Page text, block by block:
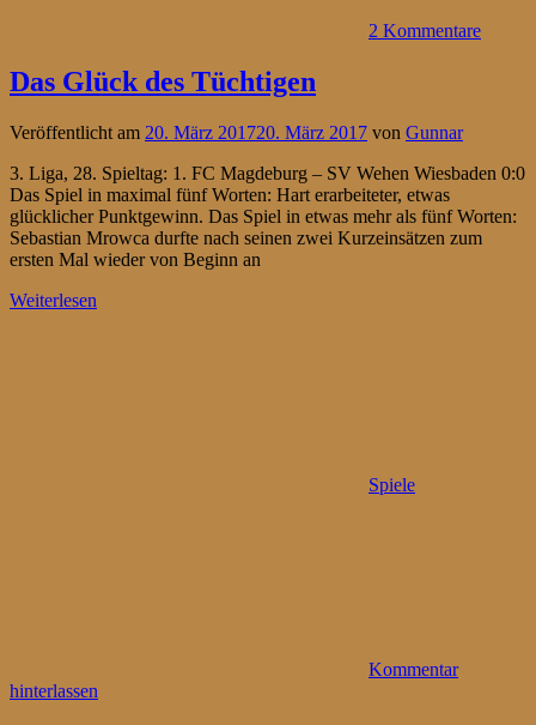
2 Kommentare
Das Glück des Tüchtigen
Veröffentlicht am 20. März 201720. März 2017 von Gunnar
3. Liga, 28. Spieltag: 1. FC Magdeburg – SV Wehen Wiesbaden 0:0
Das Spiel in maximal fünf Worten: Hart erarbeiteter, etwas
glücklicher Punktgewinn. Das Spiel in etwas mehr als fünf Worten:
Sebastian Mrowca durfte nach seinen zwei Kurzeinsätzen zum
ersten Mal wieder von Beginn an
Weiterlesen
Spiele
Kommentar
hinterlassen